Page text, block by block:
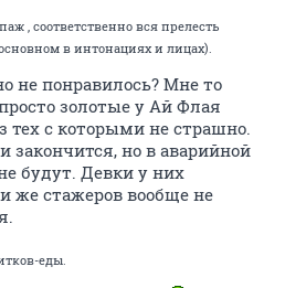
, соответственно вся прелесть
в интонациях и лицах).
не понравилось? Мне то
золотые у Ай Флая
тех с которыми не страшно.
закончится, но в аварийной
будут. Девки у них
же стажеров вообще не
еды.